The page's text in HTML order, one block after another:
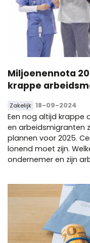
Miljoenennota
krappe
Zakelijk 18-09-2024
Een nog altijd krappe
en arbeidsmigranten
plannen voor 2025.
lonend moet zijn.
ondernemer en zijn